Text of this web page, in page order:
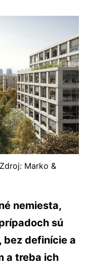
Marko &
nemiesta,
sú
definície a
a treba ich